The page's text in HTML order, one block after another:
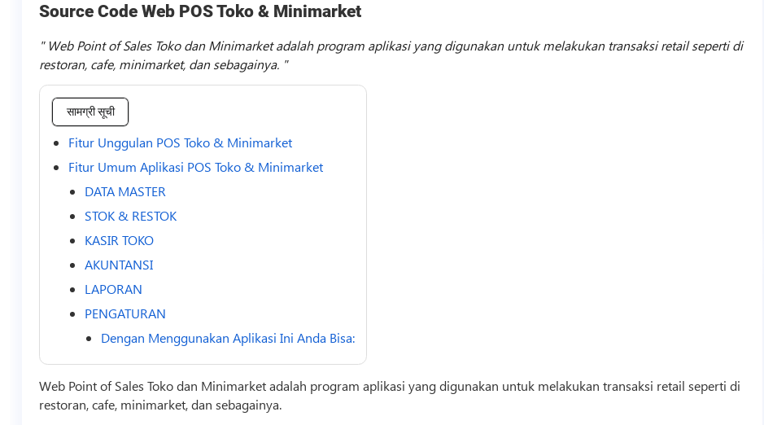
Source Code Web POS Toko & Minimarket
Web Point of Sales Toko dan Minimarket adalah program aplikasi yang digunakan untuk melakukan transaksi retail seperti di
restoran, cafe, minimarket, dan sebagainya.
सामग्री सूची
Fitur Unggulan POS Toko & Minimarket
Fitur Umum Aplikasi POS Toko & Minimarket
DATA MASTER
STOK & RESTOK
KASIR TOKO
AKUNTANSI
LAPORAN
PENGATURAN
Dengan Menggunakan Aplikasi Ini Anda Bisa:
Web Point of Sales Toko dan Minimarket adalah program aplikasi yang digunakan untuk melakukan transaksi retail seperti di
restoran, cafe, minimarket, dan sebagainya.